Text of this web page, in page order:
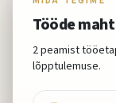
Tööde maht
2peamist
lõpptulemuse.